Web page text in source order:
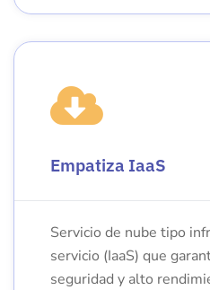
Empatiza IaaS
Servicio de nube tipo
servicio (IaaS) que
seguridad y alto